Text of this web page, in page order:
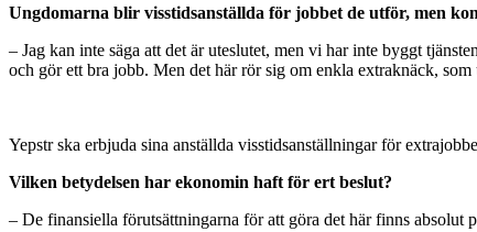
Ungdomarna blir visstidsanställda för jobbet de utför, men
– Jag kan inte säga att det är uteslutet, men vi har inte byggt
och gör ett bra jobb. Men det här rör sig om enkla extraknäck,
Yepstr ska erbjuda sina anställda visstidsanställningar för
Vilken betydelsen har ekonomin haft för ert beslut?
– De finansiella förutsättningarna för att göra det här finns absolut